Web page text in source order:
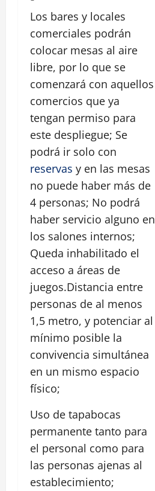
Los bares y locales
comerciales podrán
colocar mesas al aire
libre, por lo que se
comenzará con aquellos
comercios que ya
tengan permiso para
este despliegue; Se
podrá ir solo con
reservas y en las mesas
no puede haber más de
4 personas; No podrá
haber servicio alguno en
los salones internos;
Queda inhabilitado el
acceso a áreas de
juegos.Distancia entre
personas de al menos
1,5 metro, y potenciar al
mínimo posible la
convivencia simultánea
en un mismo espacio
físico;
Uso de tapabocas
permanente tanto para
el personal como para
las personas ajenas al
establecimiento;